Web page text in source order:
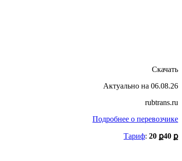
Скачать
Актуально на 06.08.26
rubtrans.ru
Подробнее о перевозчике
Тариф: 20 ք40 ք